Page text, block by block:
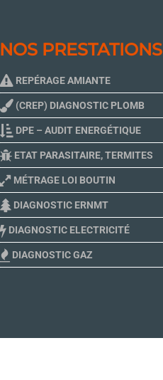
NOS PRESTATIONS
REPÉRAGE AMIANTE
(CREP) DIAGNOSTIC PLOMB
DPE – AUDIT ENERGÉTIQUE
ETAT PARASITAIRE, TERMITES
MÉTRAGE LOI BOUTIN
DIAGNOSTIC ERNMT
DIAGNOSTIC ELECTRICITÉ
DIAGNOSTIC GAZ